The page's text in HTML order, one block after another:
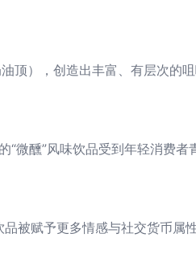
顶），创造出丰富、有层次的
微醺”风味饮品受到年轻消费者
被赋予更多情感与社交货币属